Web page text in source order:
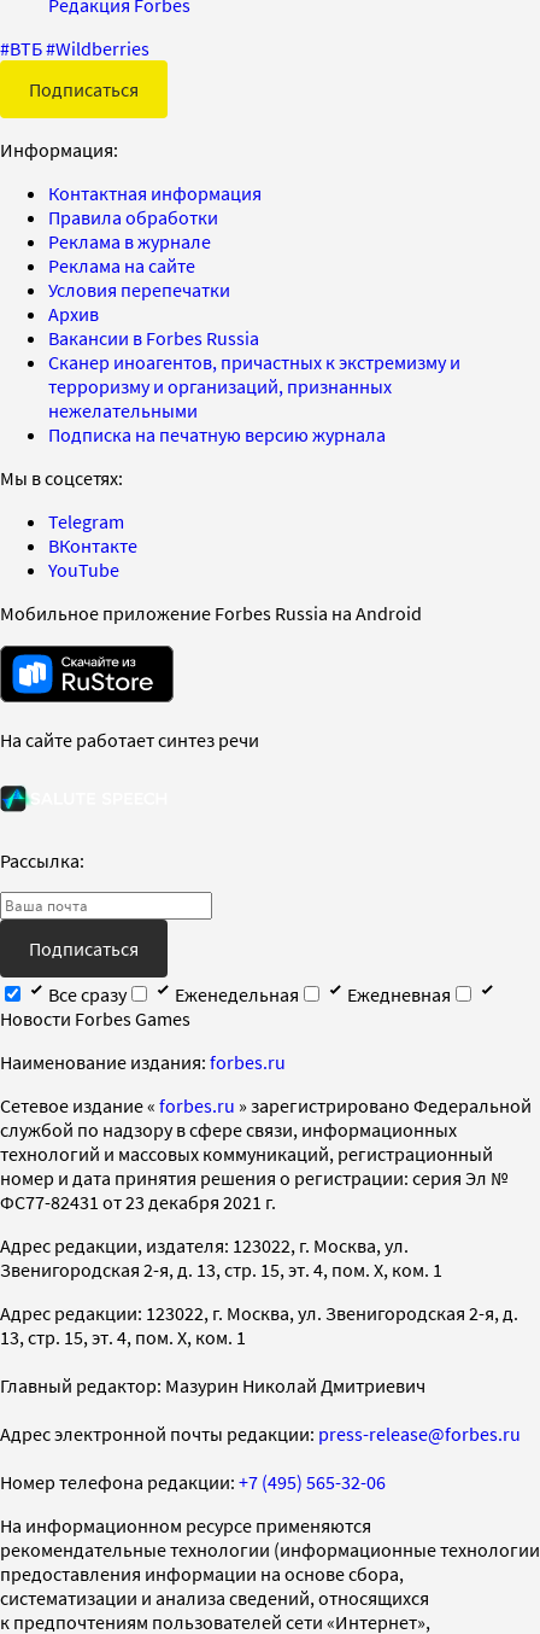
#ВТБ#Wildberries
Подписаться
Информация:
Контактная информация
Правила обработки
Реклама в журнале
Реклама на сайте
Условия перепечатки
Архив
Вакансии в Forbes Russia
Сканер иноагентов, причастных к экстремизму и
терроризму и организаций, признанных
нежелательными
Подписка на печатную версию журнала
Мы в соцсетях:
Telegram
ВКонтакте
YouTube
Мобильное приложение Forbes Russia на Android
На сайте работает синтез речи
Рассылка:
Подписаться
Все сразу
Еженедельная
Ежедневная
Новости Forbes Games
Наименование издания: forbes.ru
Cетевое издание « forbes.ru » зарегистрировано Федеральной
службой по надзору в сфере связи, информационных
технологий и массовых коммуникаций, регистрационный
номер и дата принятия решения о регистрации: серия Эл №
ФС77-82431 от 23 декабря 2021 г.
Адрес редакции, издателя: 123022, г. Москва, ул.
Звенигородская 2-я, д. 13, стр. 15, эт. 4, пом. X, ком. 1
Адрес редакции: 123022, г. Москва, ул. Звенигородская 2-я, д.
13, стр. 15, эт. 4, пом. X, ком. 1
Главный редактор: Мазурин Николай Дмитриевич
Адрес электронной почты редакции: press-release@forbes.ru
Номер телефона редакции: +7 (495) 565-32-06
На информационном ресурсе применяются
рекомендательные технологии (информационные технологии
предоставления информации на основе сбора,
систематизации и анализа сведений, относящихся
к предпочтениям пользователей сети «Интернет»,